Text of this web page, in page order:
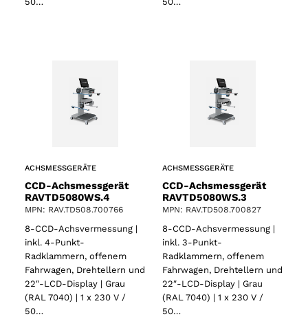
ACHSMESSGERÄTE
CCD-Achsmessgerät
RAVTD5080WS.4
MPN: RAV.TD508.700766
8-CCD-Achsvermessung |
inkl. 4-Punkt-
Radklammern, offenem
Fahrwagen, Drehtellern und
22″-LCD-Display | Grau
(RAL 7040) | 1 x 230 V /
50…
ACHSMESSGERÄTE
CCD-Achsmessgerät
RAVTD5080WS.3
MPN: RAV.TD508.700827
8-CCD-Achsvermessung |
inkl. 3-Punkt-
Radklammern, offenem
Fahrwagen, Drehtellern und
22″-LCD-Display | Grau
(RAL 7040) | 1 x 230 V /
50…